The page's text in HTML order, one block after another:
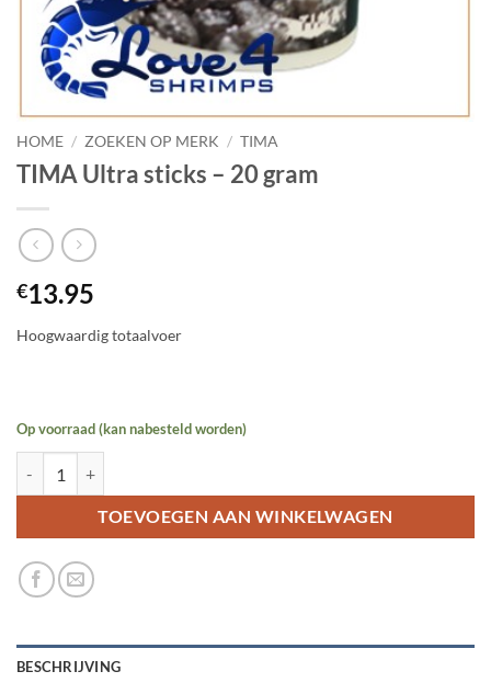
HOME / ZOEKEN OP MERK / TIMA
TIMA Ultra sticks – 20 gram
€13.95
Hoogwaardig totaalvoer
Op voorraad (kan nabesteld worden)
TOEVOEGEN AAN WINKELWAGEN
BESCHRIJVING